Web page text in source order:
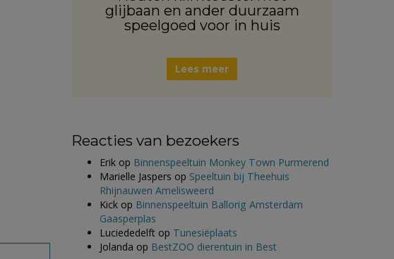
glijbaan en ander duurzaam
speelgoed voor in huis
Lees meer
Reacties van bezoekers
Erik op Binnenspeeltuin Monkey Town Purmerend
Marielle Jaspers op Speeltuin bij Theehuis
Rhijnauwen Amelisweerd
Kick op Binnenspeeltuin Ballorig Amsterdam
Gaasperplas
Luciededelft op Tunesiëplaats
Jolanda op BestZOO dierentuin in Best